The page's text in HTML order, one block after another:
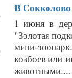
В Сокколово
1 июня в
"Золотая
мини-
ковбоев или
животными....